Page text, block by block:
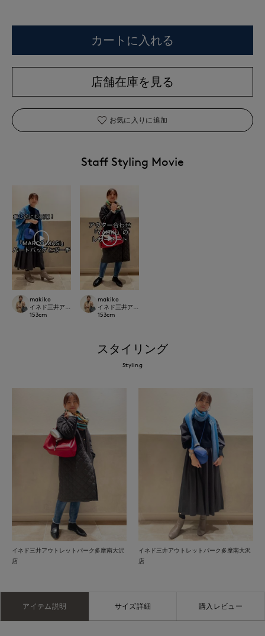
カートに入れる
店舗在庫を見る
お気に入りに追加
Staff Styling Movie
makiko
イネド三井アウトレットパーク多摩南大沢店
153cm
makiko
イネド三井アウトレットパーク多摩南大沢店
153cm
スタイリング
Styling
イネド三井アウトレットパーク多摩南大沢
店
イネド三井アウトレットパーク多摩南大沢
店
アイテム説明 サイズ詳細 購入レビュー